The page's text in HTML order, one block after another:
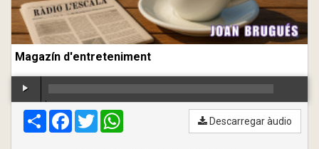
Magazín d'entreteniment
00:00/ 00:00
CompartirFacebook
Twitter Descarregar àudio